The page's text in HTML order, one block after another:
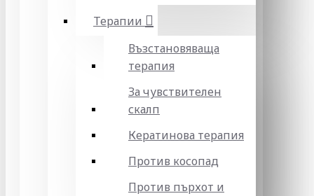
Терапии
Възстановяваща
терапия
За чувствителен
скалп
Кератинова терапия
Против косопад
Против пърхот и